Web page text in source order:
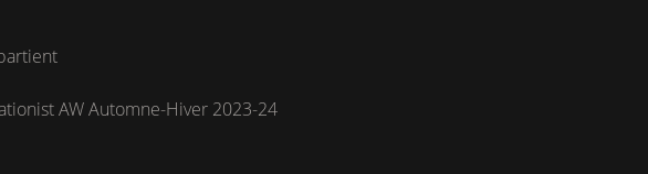
AW Automne-Hiver 2023-24